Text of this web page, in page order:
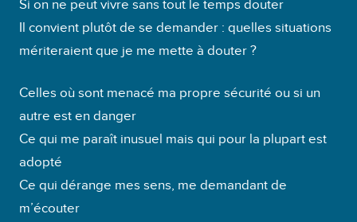
Si on ne peut vivre sans tout le temps douter
Il convient plutôt de se demander : quelles situations
mériteraient que je me mette à douter ?
Celles où sont menacé ma propre sécurité ou si un
autre est en danger
Ce qui me paraît inusuel mais qui pour la plupart est
adopté
Ce qui dérange mes sens, me demandant de
m’écouter